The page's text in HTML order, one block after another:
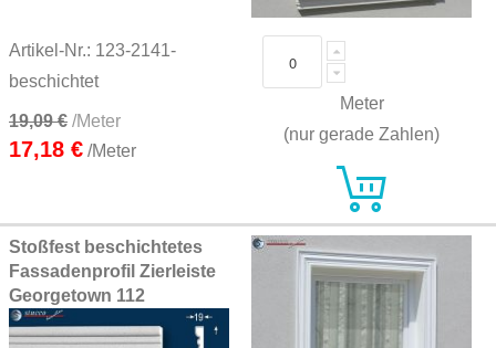
Artikel-Nr.: 123-2141-
beschichtet
19,09 € /Meter
17,18 € /Meter
Meter
(nur gerade Zahlen)
Stoßfest beschichtetes
Fassadenprofil Zierleiste
Georgetown 112